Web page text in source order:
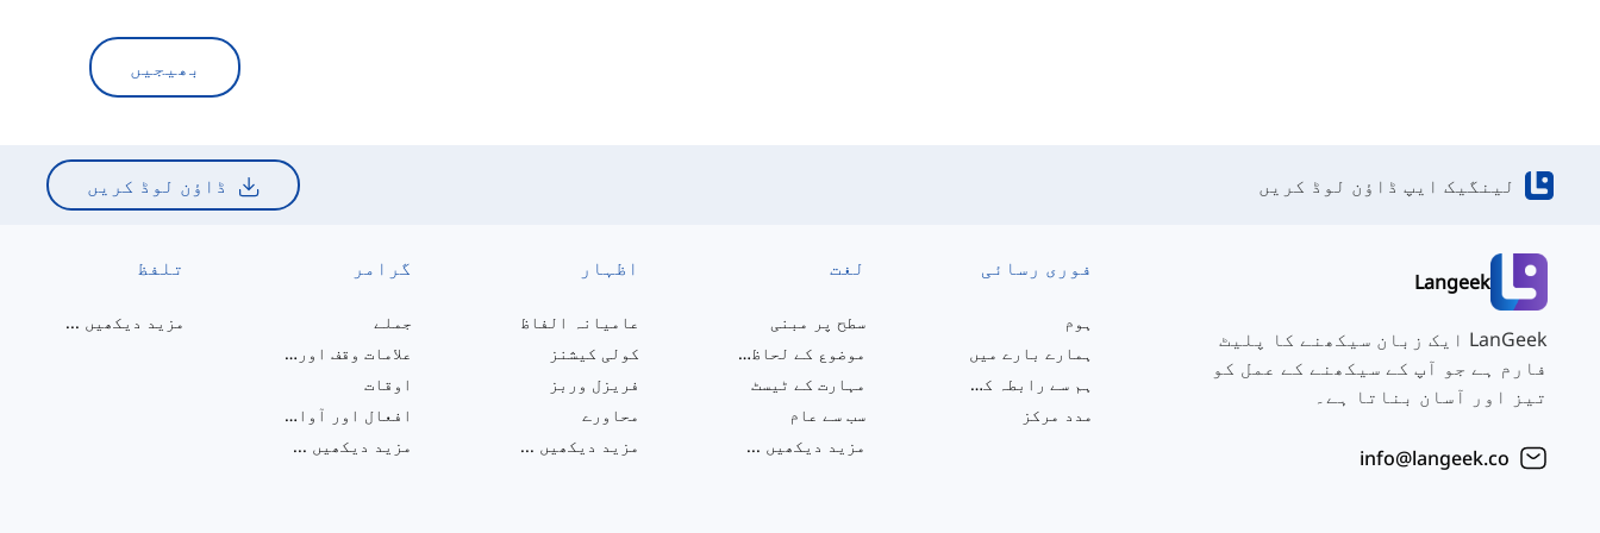
بھیجیں
لینگیک ایپ ڈاؤن لوڈ کریں ڈاؤن لوڈ کریں
Langeek
LanGeek ایک زبان سیکھنے کا پلیٹ
فارم ہے جو آپ کے سیکھنے کے عمل کو
تیز اور آسان بناتا ہے۔
info@langeek.co
فوری رسائی
ہوم
ہمارے بارے میں
ہم سے رابطہ کریں
مدد مرکز
لغت
سطح پر مبنی
موضوع کے لحاظ سے
مہارت کے ٹیسٹ
سب سے عام
مزید دیکھیں ...
اظہار
عامیانہ الفاظ
کولی کیشنز
فریزل وربز
محاورے
مزید دیکھیں ...
گرامر
جملے
علامات وقف اور ہجے
اوقات
افعال اور آوازیں
مزید دیکھیں ...
تلفظ
مزید دیکھیں ...